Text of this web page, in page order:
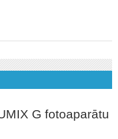
G fotoaparātu